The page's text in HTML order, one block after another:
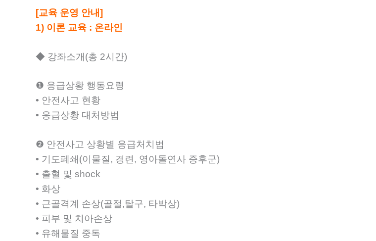
[교육 운영 안내]
1) 이론 교육 : 온라인
◆ 강좌소개(총 2시간)
❶ 응급상황 행동요령
• 안전사고 현황
• 응급상황 대처방법
❷ 안전사고 상황별 응급처치법
• 기도폐쇄(이물질, 경련, 영아돌연사 증후군)
• 출혈 및 shock
• 화상
• 근골격계 손상(골절,탈구, 타박상)
• 피부 및 치아손상
• 유해물질 중독